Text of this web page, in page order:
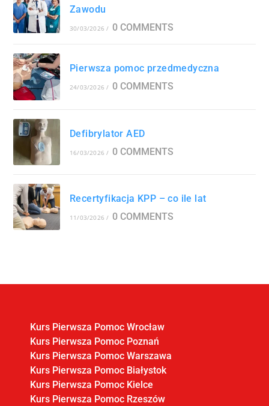
Zawodu
30/03/2026 / 0 COMMENTS
Pierwsza pomoc przedmedyczna
24/03/2026 / 0 COMMENTS
Defibrylator AED
16/03/2026 / 0 COMMENTS
Recertyfikacja KPP – co ile lat
11/03/2026 / 0 COMMENTS
Kurs Pierwsza Pomoc Wrocław
Kurs Pierwsza Pomoc Poznań
Kurs Pierwsza Pomoc Warszawa
Kurs Pierwsza Pomoc Białystok
Kurs Pierwsza Pomoc Kielce
Kurs Pierwsza Pomoc Rzeszów